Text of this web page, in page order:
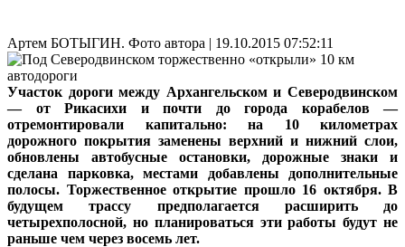
Артем БОТЫГИН. Фото автора | 19.10.2015 07:52:11
Участок дороги между Архангельском и Северодвинском
— от Рикасихи и почти до города корабелов —
отремонтировали капитально: на 10 километрах
дорожного покрытия заменены верхний и нижний слои,
обновлены автобусные остановки, дорожные знаки и
сделана парковка, местами добавлены дополнительные
полосы. Торжественное открытие прошло 16 октября. В
будущем трассу предполагается расширить до
четырехполосной, но планироваться эти работы будут не
раньше чем через восемь лет.